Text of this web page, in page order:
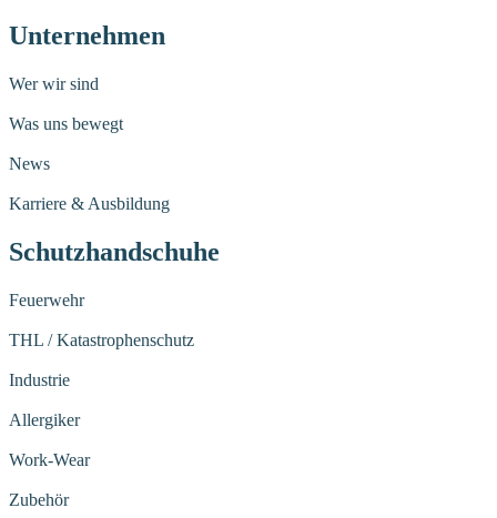
Unternehmen
Wer wir sind
Was uns bewegt
News
Karriere & Ausbildung
Schutzhandschuhe
Feuerwehr
THL / Katastrophenschutz
Industrie
Allergiker
Work-Wear
Zubehör